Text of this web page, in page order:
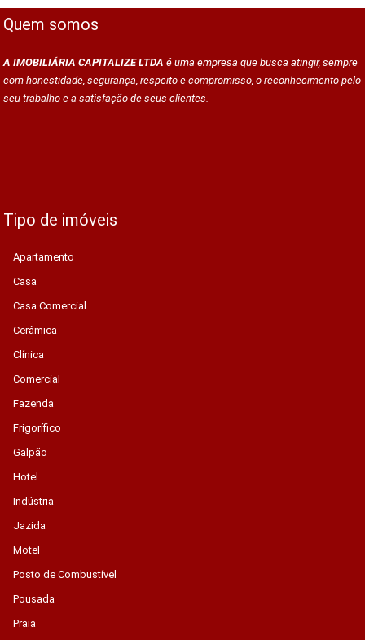
Quem somos
A IMOBILIÁRIA CAPITALIZE LTDA é uma empresa que busca atingir, sempre
com honestidade, segurança, respeito e compromisso, o reconhecimento pelo
seu trabalho e a satisfação de seus clientes.
Tipo de imóveis
Apartamento
Casa
Casa Comercial
Cerâmica
Clínica
Comercial
Fazenda
Frigorífico
Galpão
Hotel
Indústria
Jazida
Motel
Posto de Combustível
Pousada
Praia